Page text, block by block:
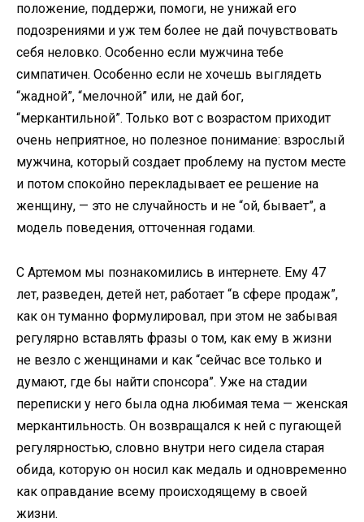
положение, поддержи, помоги, не унижай его
подозрениями и уж тем более не дай почувствовать
себя неловко. Особенно если мужчина тебе
симпатичен. Особенно если не хочешь выглядеть
“жадной”, “мелочной” или, не дай бог,
“меркантильной”. Только вот с возрастом приходит
очень неприятное, но полезное понимание: взрослый
мужчина, который создает проблему на пустом месте
и потом спокойно перекладывает ее решение на
женщину, — это не случайность и не “ой, бывает”, а
модель поведения, отточенная годами.
С Артемом мы познакомились в интернете. Ему 47
лет, разведен, детей нет, работает “в сфере продаж”,
как он туманно формулировал, при этом не забывая
регулярно вставлять фразы о том, как ему в жизни
не везло с женщинами и как “сейчас все только и
думают, где бы найти спонсора”. Уже на стадии
переписки у него была одна любимая тема — женская
меркантильность. Он возвращался к ней с пугающей
регулярностью, словно внутри него сидела старая
обида, которую он носил как медаль и одновременно
как оправдание всему происходящему в своей
жизни.